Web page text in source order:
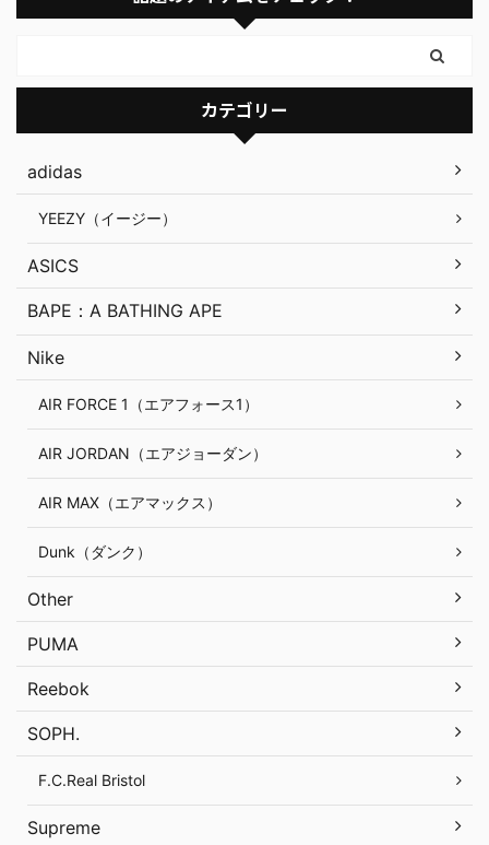
カテゴリー
adidas
YEEZY（イージー）
ASICS
BAPE：A BATHING APE
Nike
AIR FORCE 1（エアフォース1）
AIR JORDAN（エアジョーダン）
AIR MAX（エアマックス）
Dunk（ダンク）
Other
PUMA
Reebok
SOPH.
F.C.Real Bristol
Supreme